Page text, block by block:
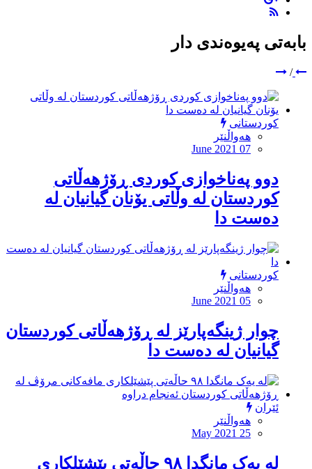
بابەتی پەیوەندی دار
/
کوردستانی
هەواڵنێر
June 2021 07
دوو پەناخوازی کوردی ڕۆژهەڵاتى
كوردستان لە وڵاتی یۆنان گیانیان لە
دەست دا
کوردستانی
هەواڵنێر
June 2021 05
چوار ژینگەپارێز لە ڕۆژهەڵاتی کوردستان
گیانیان لە دەست دا
ئێران
هەواڵنێر
May 2021 25
لە یەک مانگدا ٩٨ حاڵەتی پێشێلکاری